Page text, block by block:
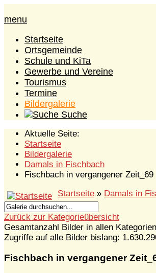
menu
Startseite
Ortsgemeinde
Schule und KiTa
Gewerbe und Vereine
Tourismus
Termine
Bildergalerie
Suche
Aktuelle Seite:
Startseite
Bildergalerie
Damals in Fischbach
Fischbach in vergangener Zeit_69
Startseite » Damals in
Zurück zur Kategorieübersicht
Gesamtanzahl Bilder in allen
Zugriffe auf alle Bilder bislang:
Fischbach in vergangener